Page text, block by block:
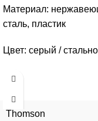
Материал:
сталь, пластик
Цвет: серый /
Thomson